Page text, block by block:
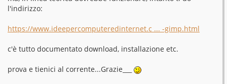
l'indirizzo:
https://www.ideepercomputeredinternet.c ... -gimp.html
c'è tutto documentato download, installazione etc.
prova e tienici al corrente...Grazie___